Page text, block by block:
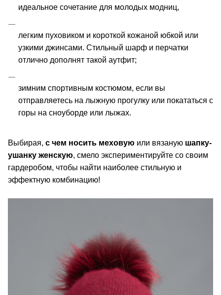
идеальное сочетание для молодых модниц,
легким пуховиком и короткой кожаной юбкой или
узкими джинсами. Стильный шарф и перчатки
отлично дополнят такой аутфит;
зимним спортивным костюмом, если вы
отправляетесь на лыжную прогулку или покататься с
горы на сноуборде или лыжах.
Выбирая, с чем носить меховую или вязаную шапку-
ушанку женскую, смело экспериментируйте со своим
гардеробом, чтобы найти наиболее стильную и
эффектную комбинацию!